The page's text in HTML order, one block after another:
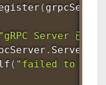
( grpcServer
"gRPC Server 已启
. Serve
( "failed to